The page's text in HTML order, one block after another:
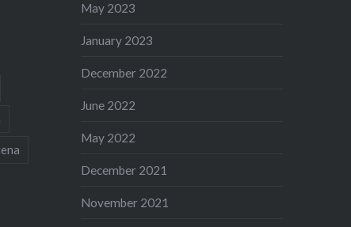
May 2023
January 2023
December 2022
June 2022
May 2022
December 2021
November 2021